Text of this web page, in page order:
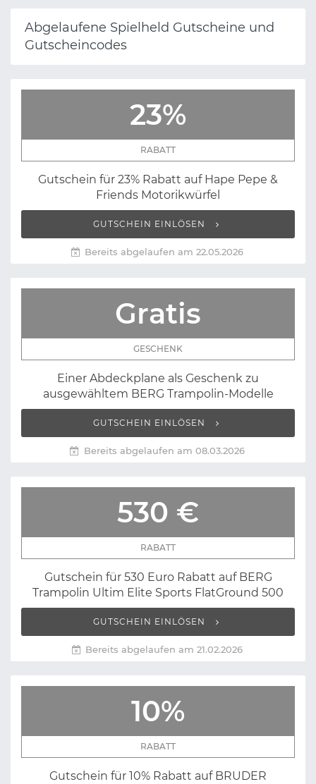
Abgelaufene Spielheld Gutscheine und
Gutscheincodes
23%
RABATT
Gutschein für 23% Rabatt auf Hape Pepe &
Friends Motorikwürfel
GUTSCHEIN EINLÖSEN
Bereits abgelaufen am 22.05.2026
Gratis
GESCHENK
Einer Abdeckplane als Geschenk zu
ausgewähltem BERG Trampolin-Modelle
GUTSCHEIN EINLÖSEN
Bereits abgelaufen am 08.03.2026
530 €
RABATT
Gutschein für 530 Euro Rabatt auf BERG
Trampolin Ultim Elite Sports FlatGround 500
GUTSCHEIN EINLÖSEN
Bereits abgelaufen am 21.02.2026
10%
RABATT
Gutschein für 10% Rabatt auf BRUDER